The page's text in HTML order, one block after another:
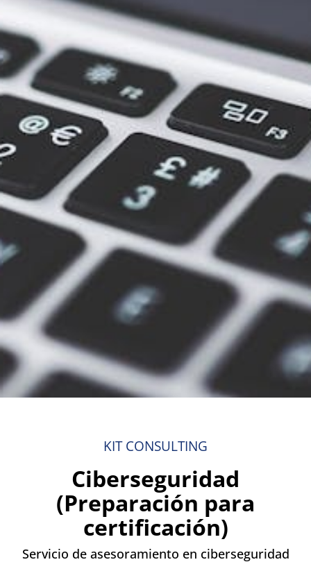
KIT CONSULTING
Ciberseguridad
(Preparación para
certificación)
Servicio de asesoramiento en ciberseguridad